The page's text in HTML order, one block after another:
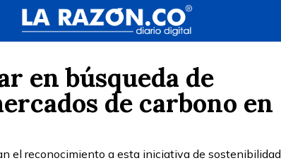
en búsqueda de
de carbono en
el reconocimiento a esta iniciativa de sostenibilidad